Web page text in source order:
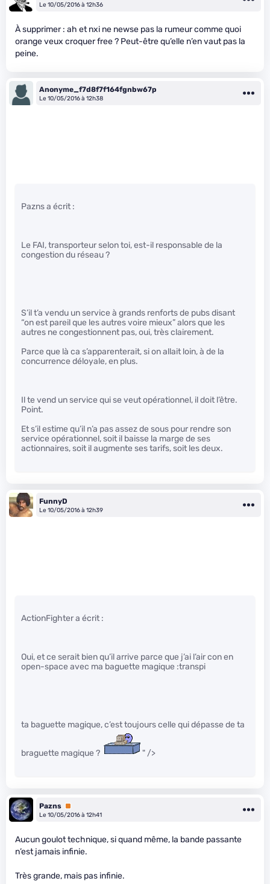
Le 10/05/2016 à 12h36
À supprimer : ah et nxi ne newse pas la rumeur comme quoi
orange veux croquer free ? Peut-être qu’elle n’en vaut pas la
peine.
Anonyme_f7d8f7f164fgnbw67p
Le 10/05/2016 à 12h38
Pazns a écrit :
Le FAI, transporteur selon toi, est-il responsable de la
congestion du réseau ?
S’il t’a vendu un service à grands renforts de pubs disant
“on est pareil que les autres voire mieux” alors que les
autres ne congestionnent pas, oui, très clairement.
Parce que là ca s’apparenterait, si on allait loin, à de la
concurrence déloyale, en plus.
Il te vend un service qui se veut opérationnel, il doit l’être.
Point.
Et s’il estime qu’il n’a pas assez de sous pour rendre son
service opérationnel, soit il baisse la marge de ses
actionnaires, soit il augmente ses tarifs, soit les deux.
FunnyD
Le 10/05/2016 à 12h39
ActionFighter a écrit :
Oui, et ce serait bien qu’il arrive parce que j’ai l’air con en
open-space avec ma baguette magique :transpi
ta baguette magique, c’est toujours celle qui dépasse de ta
braguette magique ? " />
Pazns Premium
Le 10/05/2016 à 12h41
Aucun goulot technique, si quand même, la bande passante
n’est jamais infinie.
Très grande, mais pas infinie.